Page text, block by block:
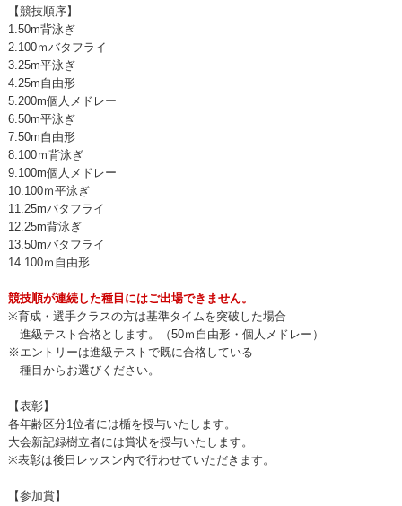
【競技順序】
1.50m背泳ぎ
2.100ｍバタフライ
3.25m平泳ぎ
4.25m自由形
5.200m個人メドレー
6.50m平泳ぎ
7.50m自由形
8.100ｍ背泳ぎ
9.100m個人メドレー
10.100ｍ平泳ぎ
11.25mバタフライ
12.25m背泳ぎ
13.50mバタフライ
14.100ｍ自由形
競技順が連続した種目にはご出場できません。
※育成・選手クラスの方は基準タイムを突破した場合
進級テスト合格とします。（50ｍ自由形・個人メドレー）
※エントリーは進級テストで既に合格している
種目からお選びください。
【表彰】
各年齢区分1位者には楯を授与いたします。
大会新記録樹立者には賞状を授与いたします。
※表彰は後日レッスン内で行わせていただきます。
【参加賞】